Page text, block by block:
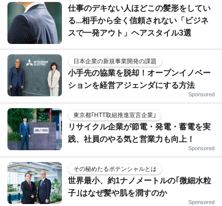
仕事のデキない人ほどこの髪形をしてい
る...相手から全く信頼されない「ビジネ
スで一発アウト」ヘアスタイル3選
日本企業の新規事業開発の課題
小手先の協業を脱却！オープンイノベー
ションを経営アジェンダにする方法
Sponsored
東京都｢HTT取組推進宣言企業｣
リサイクル企業が節電・発電・蓄電を実
践、社員のやる気と営業力も向上！
Sponsored
その秘めたるポテンシャルとは
世界最小、約1ナノメートルの｢微細水粒
子｣はなぜ髪や肌を潤すのか
Sponsored